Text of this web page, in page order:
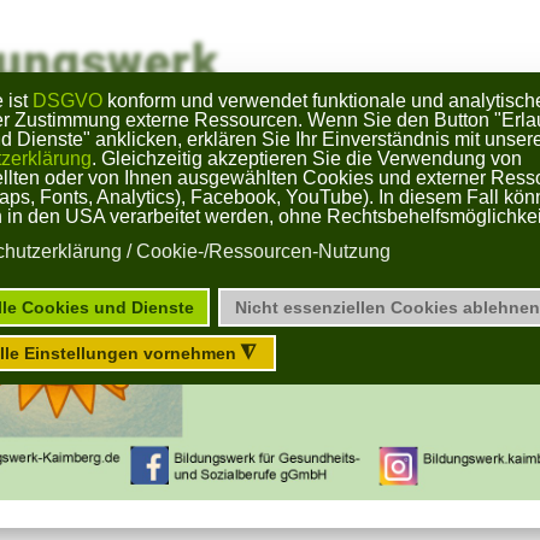
ist DSGVO konform und verwendet funktionale und
Zustimmung externe Ressourcen. Wenn Sie den Button
Dienste" anklicken, erklären Sie Ihr Einverständnis mit
. Gleichzeitig akzeptieren Sie die Verwendung von
oder von Ihnen ausgewählten Cookies und externer
Fonts, Analytics), Facebook, YouTube). In diesem Fall
in den USA verarbeitet werden, ohne
/ Cookie-/Ressourcen-Nutzung
Einstellungen vornehmen◮
Cookies und Dienste Nicht essenziellen Cookies ablehnen
Kaimberg
Ausbildung Das Bildungswerk
Haftung für